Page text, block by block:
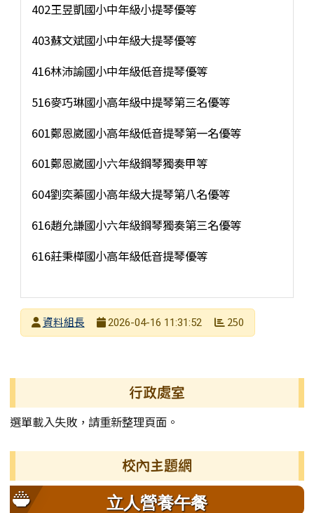
402王昱凱國小中年級小提琴優等
403蘇文斌國小中年級大提琴優等
416林沛諭國小中年級低音提琴優等
516麥巧琳國小高年級中提琴第三名優等
601鄭恩崴國小高年級低音提琴第一名優等
601鄭恩崴國小六年級鋼琴獨奏甲等
604劉奕蓁國小高年級大提琴第八名優等
616趙允謙國小六年級鋼琴獨奏第三名優等
616莊秉樺國小高年級低音提琴優等
發布者
資料組長
2026-04-16 11:31:52 250
行政處室
選單載入失敗，請重新整理頁面。
校內主題網
立人營養午餐